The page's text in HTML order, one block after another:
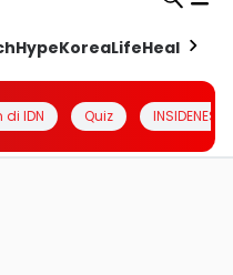
HypeKoreaLifeHealth
di IDN Quiz INSIDENESIA